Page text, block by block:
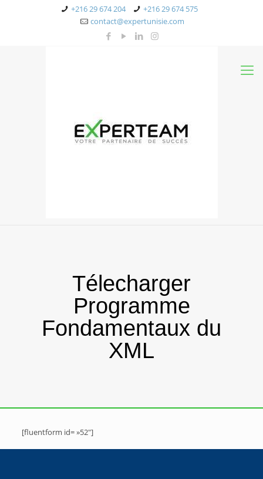
+216 29 674 204
+216 29 674 575
contact@expertunisie.com
Télecharger
Programme
Fondamentaux du
XML
[fluentform id= »52″]